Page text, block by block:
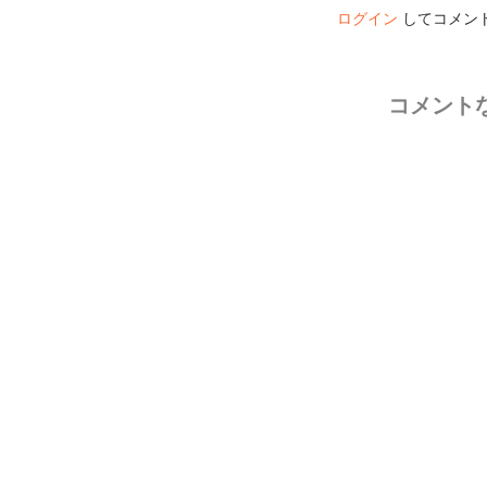
ログイン してコメン
コメント